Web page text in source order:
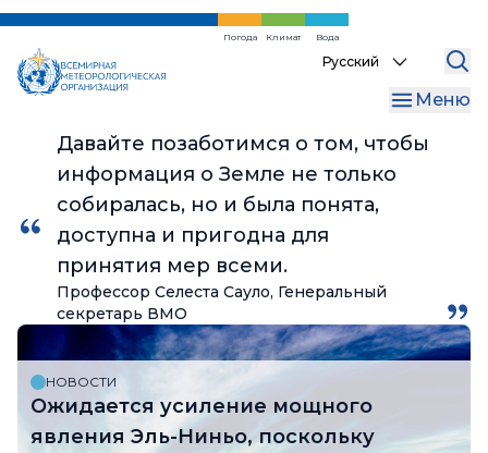
Перейти
основному
содержанию
Погода Климат Вода
Select
language
Меню
Давайте позаботимся о том, чтобы
информация о Земле не только
собиралась, но и была понята,
доступна и пригодна для
принятия мер всеми.
Профессор Селеста Сауло, Генеральный
секретарь ВМО
НОВОСТИ
Ожидается усиление мощного
явления Эль-Ниньо, поскольку